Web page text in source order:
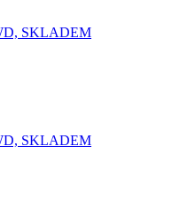
SKLADEM
SKLADEM